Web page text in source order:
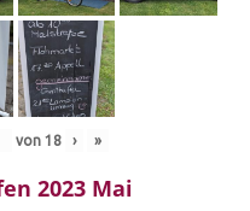
von 18 › »
2023 Mai